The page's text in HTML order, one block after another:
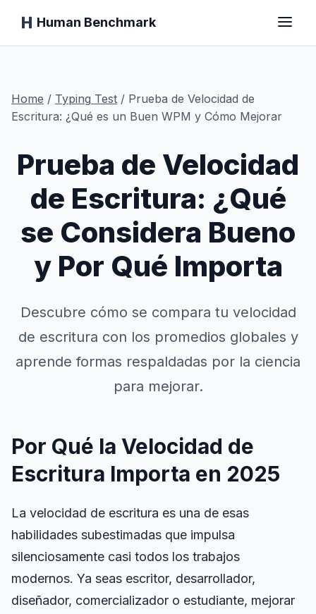
Human Benchmark
Tiempo de Reacción
Test del Chimpancé
Test de Mecanografía
Memoria de Números
Memoria Verbal
Búsqueda de Símbolos
Daltonismo
Home / Typing Test / Prueba de Velocidad de
Escritura: ¿Qué es un Buen WPM y Cómo Mejorar
Prueba de Velocidad
de Escritura: ¿Qué
se Considera Bueno
y Por Qué Importa
Descubre cómo se compara tu velocidad
de escritura con los promedios globales y
aprende formas respaldadas por la ciencia
para mejorar.
Por Qué la Velocidad de
Escritura Importa en 2025
La velocidad de escritura es una de esas
habilidades subestimadas que impulsa
silenciosamente casi todos los trabajos
modernos. Ya seas escritor, desarrollador,
diseñador, comercializador o estudiante, mejorar